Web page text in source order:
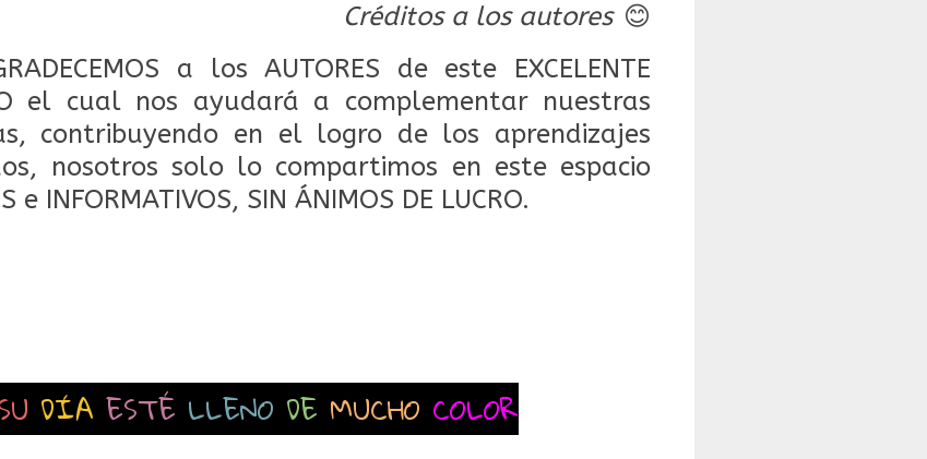
Créditos a los autores 😊
a los AUTORES de este EXCELENTE
el cual nos ayudará a complementar nuestras
contribuyendo en el logro de los aprendizajes
nosotros solo lo compartimos en este espacio
e INFORMATIVOS, SIN ÁNIMOS DE LUCRO.
DÍA ESTÉ LLENO DE MUCHO COLOR